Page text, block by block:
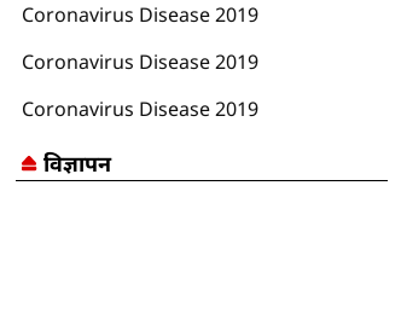
Coronavirus Disease 2019
Coronavirus Disease 2019
Coronavirus Disease 2019
विज्ञापन